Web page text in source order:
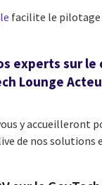
facilite le pilotage
experts sur le
Lounge
y accueilleront
de nos solutions